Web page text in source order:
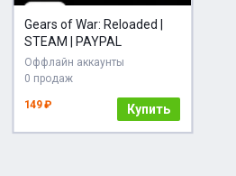
Gears of War: Reloaded |
STEAM | PAYPAL
Оффлайн аккаунты
0 продаж
149 ₽ Купить